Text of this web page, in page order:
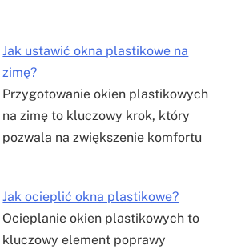
Jak ustawić okna plastikowe na
zimę?
Przygotowanie okien plastikowych
na zimę to kluczowy krok, który
pozwala na zwiększenie komfortu
Jak ocieplić okna plastikowe?
Ocieplanie okien plastikowych to
kluczowy element poprawy